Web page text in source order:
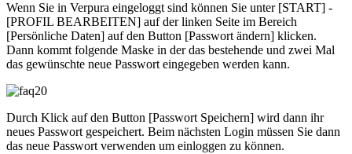
Wenn Sie in Verpura eingeloggt sind können Sie unter [START] -
[PROFIL BEARBEITEN] auf der linken Seite im Bereich
[Persönliche Daten] auf den Button [Passwort ändern] klicken.
Dann kommt folgende Maske in der das bestehende und zwei Mal
das gewünschte neue Passwort eingegeben werden kann.
Durch Klick auf den Button [Passwort Speichern] wird dann ihr
neues Passwort gespeichert. Beim nächsten Login müssen Sie dann
das neue Passwort verwenden um einloggen zu können.